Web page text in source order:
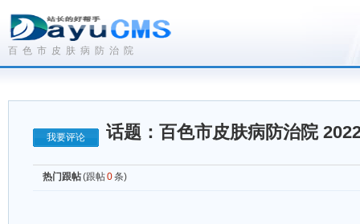
百色市皮肤病防治院
话题：百色市皮肤病防治院
我要评论
热门跟帖(跟帖0条)